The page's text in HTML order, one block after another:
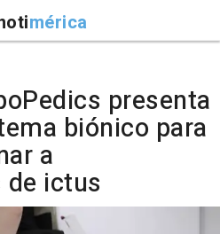
mérica
presenta
biónico para
a
ictus